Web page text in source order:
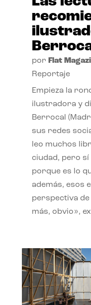
por Flat
Reportaje
Empieza la
ilustradora y
Berrocal
sus redes
leo muchos
ciudad, pero
porque es lo
además, esos
perspectiva
más, obvio»,